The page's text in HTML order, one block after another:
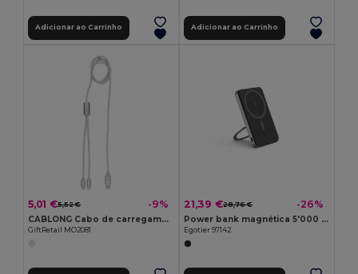
Adicionar ao Carrinho Adicionar ao Carrinho
5,01 €5,52 € -9%
CABLONG Cabo de carregamento 2 em 1
GiftRetail MO2081
21,39 €28,76 € -26%
Power bank magnética 5'000 mAh com carregador wireless super rápido 15W em ABS reciclado (100% rABS) com suporte
Egotier 97142